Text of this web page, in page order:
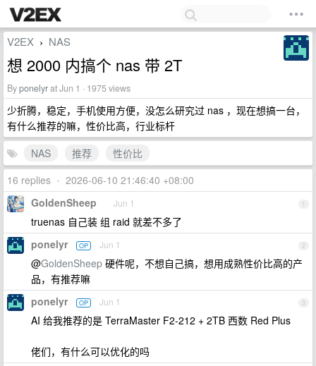
V2EX › NAS
想 2000 内搞个 nas 带 2T
Byponelyrat Jun 1 · 1975 views
少折腾，稳定，手机使用方便，没怎么研究过 nas ，现在想搞一台，
有什么推荐的嘛，性价比高，行业标杆
NAS
推荐
性价比
16 replies • 2026-06-10 21:46:40 +08:00
1
GoldenSheep Jun 1
truenas 自己装 组 raid 就差不多了
2
ponelyr OP Jun 1
@GoldenSheep 硬件呢，不想自己搞，想用成熟性价比高的产
品，有推荐嘛
3
ponelyr OP Jun 1
AI 给我推荐的是 TerraMaster F2-212 + 2TB 西数 Red Plus
佬们，有什么可以优化的吗